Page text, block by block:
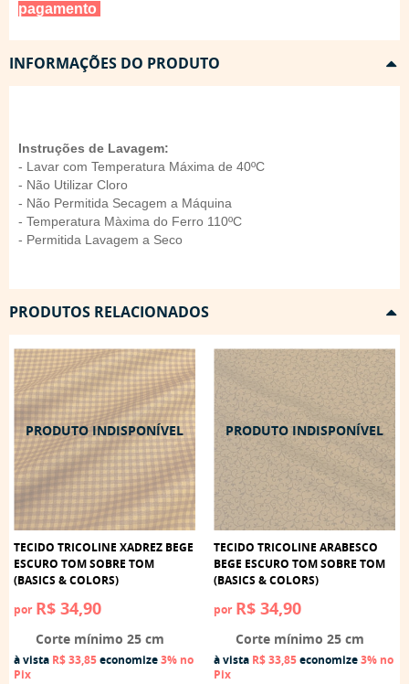
pagamento
INFORMAÇÕES DO PRODUTO
Instruções de Lavagem:
- Lavar com Temperatura Máxima de 40ºC
- Não Utilizar Cloro
- Não Permitida Secagem a Máquina
- Temperatura Màxima do Ferro 110ºC
- Permitida Lavagem a Seco
PRODUTOS RELACIONADOS
TECIDO TRICOLINE XADREZ BEGE
ESCURO TOM SOBRE TOM
(BASICS & COLORS)
por R$ 34,90
Corte mínimo 25 cm
à vista R$ 33,85economize3% no
Pix
TECIDO TRICOLINE ARABESCO
BEGE ESCURO TOM SOBRE TOM
(BASICS & COLORS)
por R$ 34,90
Corte mínimo 25 cm
à vista R$ 33,85economize3% no
Pix